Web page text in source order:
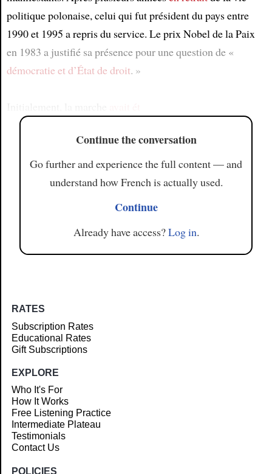
politique polonaise, celui qui fut président du pays entre
1990 et 1995 a repris du service. Le prix Nobel de la Paix
en 1983 a justifié sa présence pour une question de «
démocratie et d’État de droit. »
Continue the conversation
Go further and experience the full content — and
understand how French is actually used.
Continue
Already have access?Log in.
RATES
Subscription Rates
Educational Rates
Gift Subscriptions
EXPLORE
Who It's For
How It Works
Free Listening Practice
Intermediate Plateau
Testimonials
Contact Us
POLICIES